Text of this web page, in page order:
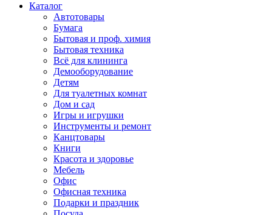
Каталог
Автотовары
Бумага
Бытовая и проф. химия
Бытовая техника
Всё для клининга
Демооборудование
Детям
Для туалетных комнат
Дом и сад
Игры и игрушки
Инструменты и ремонт
Канцтовары
Книги
Красота и здоровье
Мебель
Офис
Офисная техника
Подарки и праздник